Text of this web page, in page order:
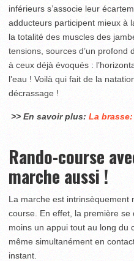
inférieurs s’associe leur
adducteurs participent mieux à
la totalité des muscles des
tensions, sources d’un profond
à ceux déjà évoqués :
l’eau ! Voilà qui fait de la
décrassage !
>> En savoir plus: La
Rando-course
marche aussi !
La marche est intrinsèquement
course. En effet, la première se
moins un appui tout au long du
même simultanément en
instant.